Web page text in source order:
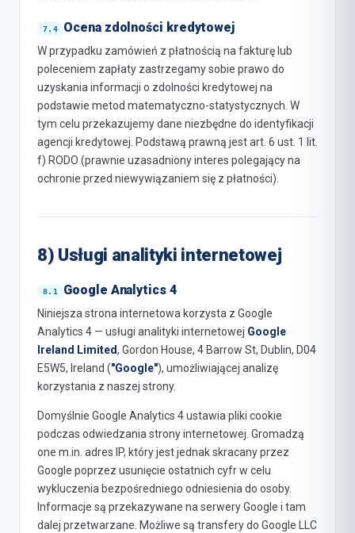
Ocena zdolności kredytowej
W przypadku zamówień z płatnością na fakturę lub
poleceniem zapłaty zastrzegamy sobie prawo do
uzyskania informacji o zdolności kredytowej na
podstawie metod matematyczno-statystycznych. W
tym celu przekazujemy dane niezbędne do identyfikacji
agencji kredytowej. Podstawą prawną jest art. 6 ust. 1 lit.
f) RODO (prawnie uzasadniony interes polegający na
ochronie przed niewywiązaniem się z płatności).
8) Usługi analityki internetowej
Google Analytics 4
Niniejsza strona internetowa korzysta z Google
Analytics 4 — usługi analityki internetowej Google
Ireland Limited, Gordon House, 4 Barrow St, Dublin, D04
E5W5, Ireland ("Google"), umożliwiającej analizę
korzystania z naszej strony.
Domyślnie Google Analytics 4 ustawia pliki cookie
podczas odwiedzania strony internetowej. Gromadzą
one m.in. adres IP, który jest jednak skracany przez
Google poprzez usunięcie ostatnich cyfr w celu
wykluczenia bezpośredniego odniesienia do osoby.
Informacje są przekazywane na serwery Google i tam
dalej przetwarzane. Możliwe są transfery do Google LLC